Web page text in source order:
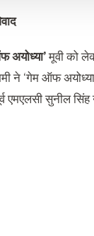
अयोध्या’मूवी को
ने ‘गेम ऑफ
सुनील सिंह